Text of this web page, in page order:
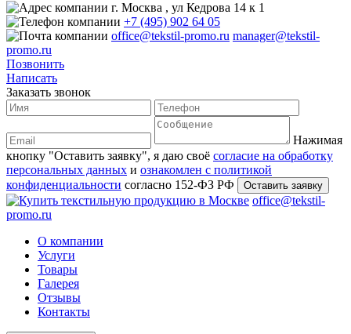
г. Москва , ул Кедрова 14 к 1
+7 (495) 902 64 05
office@tekstil-promo.ru manager@tekstil-
promo.ru
Позвонить
Написать
Заказать звонок
Нажимая
кнопку "Оставить заявку", я даю своё согласие на обработку
персональных данных и ознакомлен с политикой
конфиденциальности согласно 152-ФЗ РФ
office@tekstil-
promo.ru
О компании
Услуги
Товары
Галерея
Отзывы
Контакты